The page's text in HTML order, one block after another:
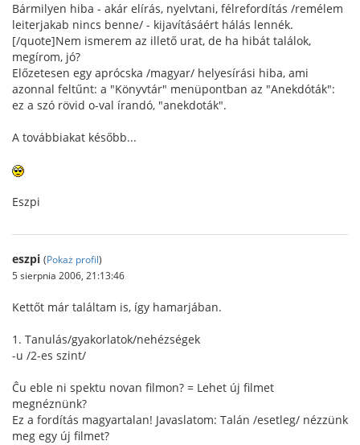
Bármilyen hiba - akár elírás, nyelvtani, félrefordítás /remélem
leiterjakab nincs benne/ - kijavításáért hálás lennék.
[/quote]Nem ismerem az illető urat, de ha hibát találok,
megírom, jó?
Előzetesen egy aprócska /magyar/ helyesírási hiba, ami
azonnal feltűnt: a "Könyvtár" menüpontban az "Anekdóták":
ez a szó rövid o-val írandó, "anekdoták".
A továbbiakat később...
Eszpi
eszpi (Pokaż profil)
5 sierpnia 2006, 21:13:46
Kettőt már találtam is, így hamarjában.
1. Tanulás/gyakorlatok/nehézségek
-u /2-es szint/
Ĉu eble ni spektu novan filmon? = Lehet új filmet
megnéznünk?
Ez a fordítás magyartalan! Javaslatom: Talán /esetleg/ nézzünk
meg egy új filmet?